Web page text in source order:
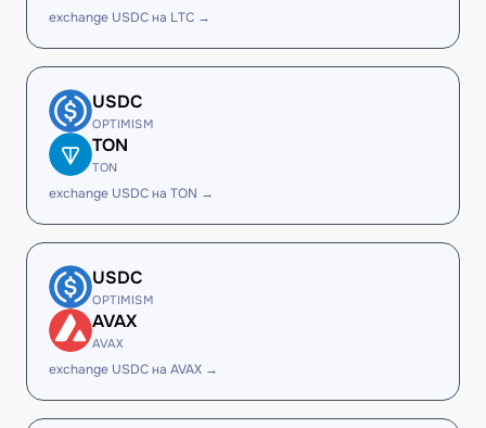
exchange USDC на LTC →
USDC
OPTIMISM
TON
TON
exchange USDC на TON →
USDC
OPTIMISM
AVAX
AVAX
exchange USDC на AVAX →